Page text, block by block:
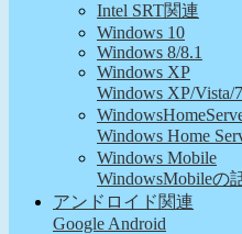
Intel SRT関連
Windows 10
Windows 8/8.1
Windows XP
Windows XP/Vista/
Windows Home
Windows Mobile
WindowsMobileの
アンドロイド関連
Google Android